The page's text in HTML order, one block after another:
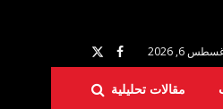
6, 2026
مقالات تحليلية